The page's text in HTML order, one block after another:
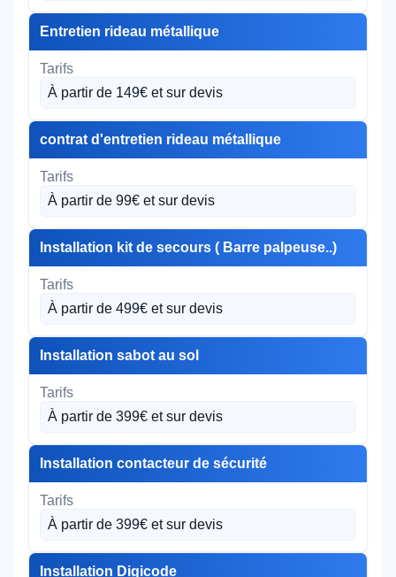
Entretien rideau métallique
À partir de 149€ et sur devis
contrat d'entretien rideau métallique
À partir de 99€ et sur devis
Installation kit de secours ( Barre palpeuse..)
À partir de 499€ et sur devis
Installation sabot au sol
À partir de 399€ et sur devis
Installation contacteur de sécurité
À partir de 399€ et sur devis
Installation Digicode